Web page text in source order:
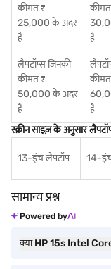
कीमत ₹
25,000 के अंदर
है
है
लैपटॉप्स जिनकी
कीमत ₹
50,000 के अंदर
है
है
स्क्रीन साइज़ के अनुसार
13-इंच लैपटॉप 14-
सामान्य प्रश्न
Powered by
क्या HP 15s Intel